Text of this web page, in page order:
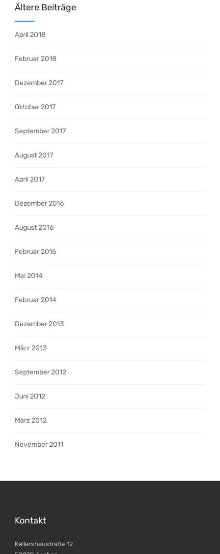
Ältere Beiträge
April 2018
Februar 2018
Dezember 2017
Oktober 2017
September 2017
August 2017
April 2017
Dezember 2016
August 2016
Februar 2016
Mai 2014
Februar 2014
Dezember 2013
März 2013
September 2012
Juni 2012
März 2012
November 2011
Kontakt
Kellershaustraße 12